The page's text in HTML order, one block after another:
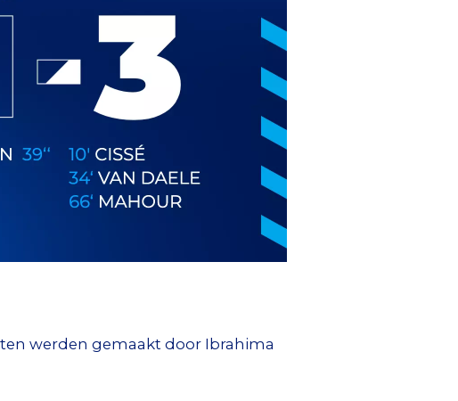
werden gemaakt door Ibrahima